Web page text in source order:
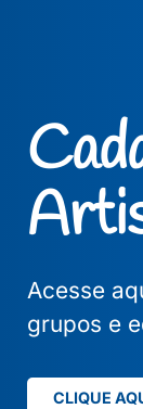
Acesse
grupos e
CLIQUE